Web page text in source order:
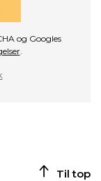
og Googles
.
Til top